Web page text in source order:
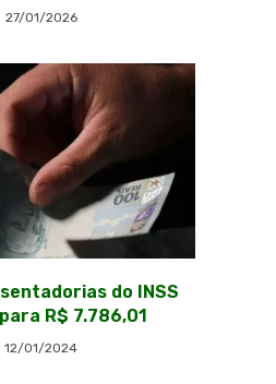
27/01/2026
do INSS
R$ 7.786,01
12/01/2024